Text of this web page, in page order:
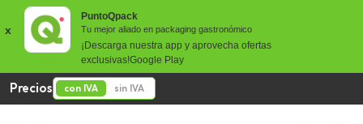
x
PuntoQpack
Tu mejor aliado en packaging gastronómico
¡Descarga nuestra app y aprovecha ofertas
exclusivas!Google Play
Precios con IVA sin IVA